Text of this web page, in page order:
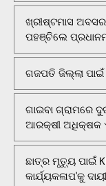
ଖ୍ରୀଷ୍ଟମାସ
ପହଞ୍ଚିଲେ
ଗଜପତି ଜିଲ୍ଲା ପାଇଁ
ଗାଇବା ଗ୍ରାମରେ
ଆରକ୍ଷୀ ଅଧିକ୍ଷକ
ଛାତ୍ର ମୃତ୍ୟୁ ପାଇଁ
କାର୍ଯ୍ୟକଳାପ'କୁ